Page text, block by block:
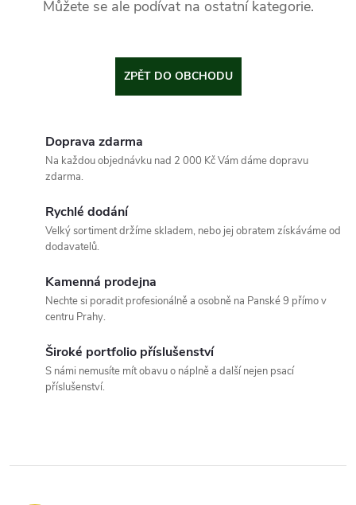
Můžete se ale podívat na ostatní kategorie.
ZPĚT DO OBCHODU
Doprava zdarma
Na každou objednávku nad 2 000 Kč Vám dáme dopravu
zdarma.
Rychlé dodání
Velký sortiment držíme skladem, nebo jej obratem získáváme od
dodavatelů.
Kamenná prodejna
Nechte si poradit profesionálně a osobně na Panské 9 přímo v
centru Prahy.
Široké portfolio příslušenství
S námi nemusíte mít obavu o náplně a další nejen psací
příslušenství.